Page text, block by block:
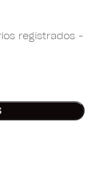
registrados -